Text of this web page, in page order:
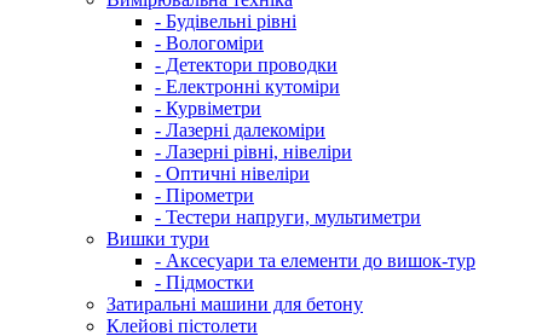
- Будівельні рівні
- Вологоміри
- Детектори проводки
- Електронні кутоміри
- Курвіметри
- Лазерні далекоміри
- Лазерні рівні, нівеліри
- Оптичні нівеліри
- Пірометри
- Тестери напруги, мультиметри
Вишки тури
- Аксесуари та елементи до вишок-тур
- Підмостки
Затиральні машини для бетону
Клейові пістолети